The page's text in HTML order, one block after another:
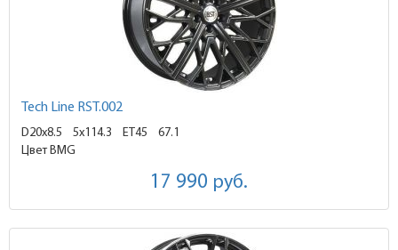
Tech Line RST.002
D20x8.5 5x114.3 ET45
67.1
Цвет BMG
17 990 руб.